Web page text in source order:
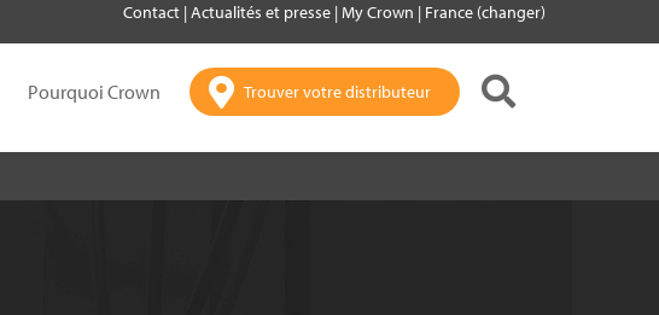
Contact |Actualités et presse |My Crown | France (changer)
Pourquoi Crown Trouver votre distributeur